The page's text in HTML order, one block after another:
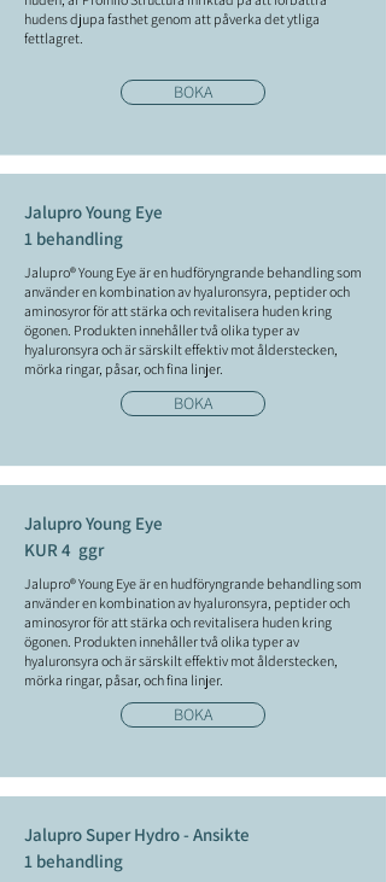
hudens djupa fasthet genom att påverka det ytliga
fettlagret.
BOKA
Jalupro Young Eye
1 behandling
Jalupro® Young Eye är en hudföryngrande behandling som
använder en kombination av hyaluronsyra, peptider och
aminosyror för att stärka och revitalisera huden kring
ögonen. Produkten innehåller två olika typer av
hyaluronsyra och är särskilt effektiv mot ålderstecken,
mörka ringar, påsar, och fina linjer.
BOKA
Jalupro Young Eye
KUR 4 ggr
Jalupro® Young Eye är en hudföryngrande behandling som
använder en kombination av hyaluronsyra, peptider och
aminosyror för att stärka och revitalisera huden kring
ögonen. Produkten innehåller två olika typer av
hyaluronsyra och är särskilt effektiv mot ålderstecken,
mörka ringar, påsar, och fina linjer.
BOKA
Jalupro Super Hydro - Ansikte
1 behandling